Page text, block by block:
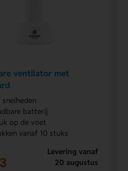
ventilator met
snelheden
batterij
op de voet
vanaf 10 stuks
Levering vanaf
20 augustus